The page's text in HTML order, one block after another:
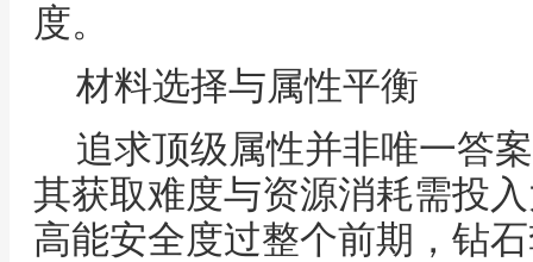
度。
材料选择与属性平衡
追求顶级属性并非唯一答
其获取难度与资源消耗需投
高能安全度过整个前期，钻